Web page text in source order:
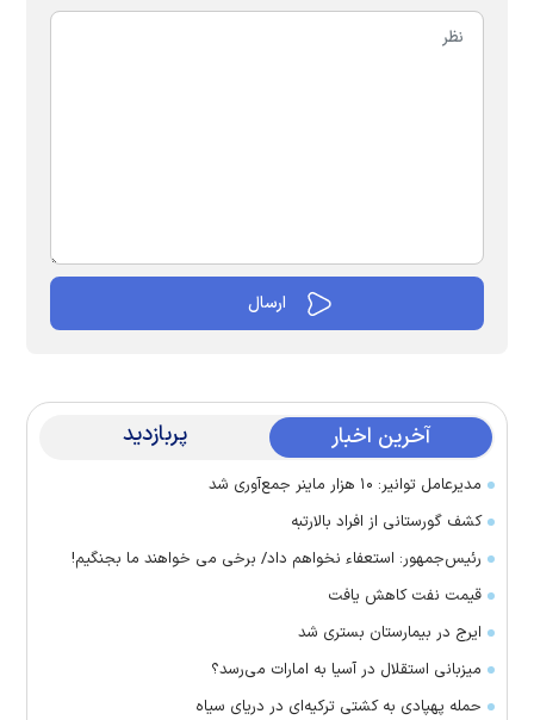
آخرین اخبار پربازدید
مدیرعامل توانیر: ۱۰ هزار ماینر جمع‌آوری شد
کشف گورستانی از افراد بالارتبه
رئیس‌جمهور: استعفاء نخواهم داد/ برخی می خواهند ما بجنگیم!
قیمت نفت کاهش یافت
ایرج در بیمارستان بستری شد
میزبانی استقلال در آسیا به امارات می‌رسد؟
حمله پهپادی به کشتی ترکیه‌ای در دریای سیاه